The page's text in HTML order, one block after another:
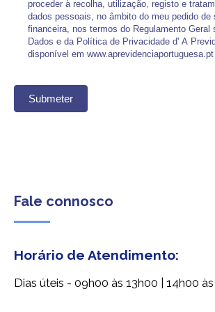
proceder à recolha, utilização, registo e
dados pessoais, no âmbito do meu pedido de
financeira, nos termos do Regulamento Geral
Dados e da Política de Privacidade d' A
disponível em www.aprevidenciaportuguesa.pt
Submeter
Fale connosco
Horário de Atendimento:
Dias úteis - 09h00 às 13h00 | 14h00